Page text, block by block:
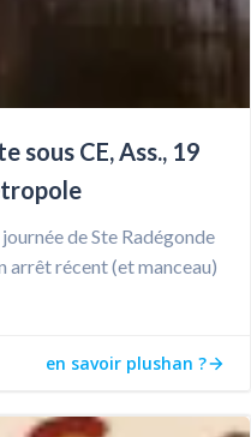
sous CE, Ass., 19
de Ste Radégonde
arrêt récent (et manceau)
en savoir plushan ?